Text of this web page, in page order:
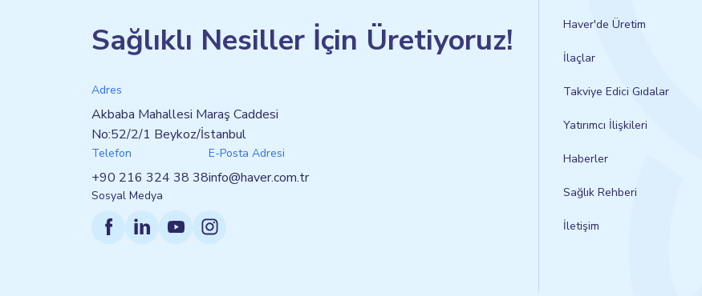
Sağlıklı Nesiller İçin Üretiyoruz!
Adres
Akbaba Mahallesi Maraş Caddesi
No:52/2/1 Beykoz/İstanbul
Telefon
+90 216 324 38 38
E-Posta Adresi
info@haver.com.tr
Sosyal Medya
Haver'de Üretim
İlaçlar
Takviye Edici Gıdalar
Yatırımcı İlişkileri
Haberler
Sağlık Rehberi
İletişim